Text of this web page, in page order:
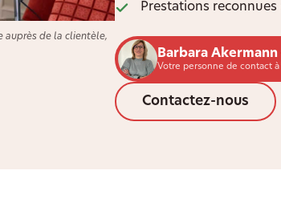
auprès de la clientèle,
Prestations
Barbara
Votre personne de contact
Contactez-nous